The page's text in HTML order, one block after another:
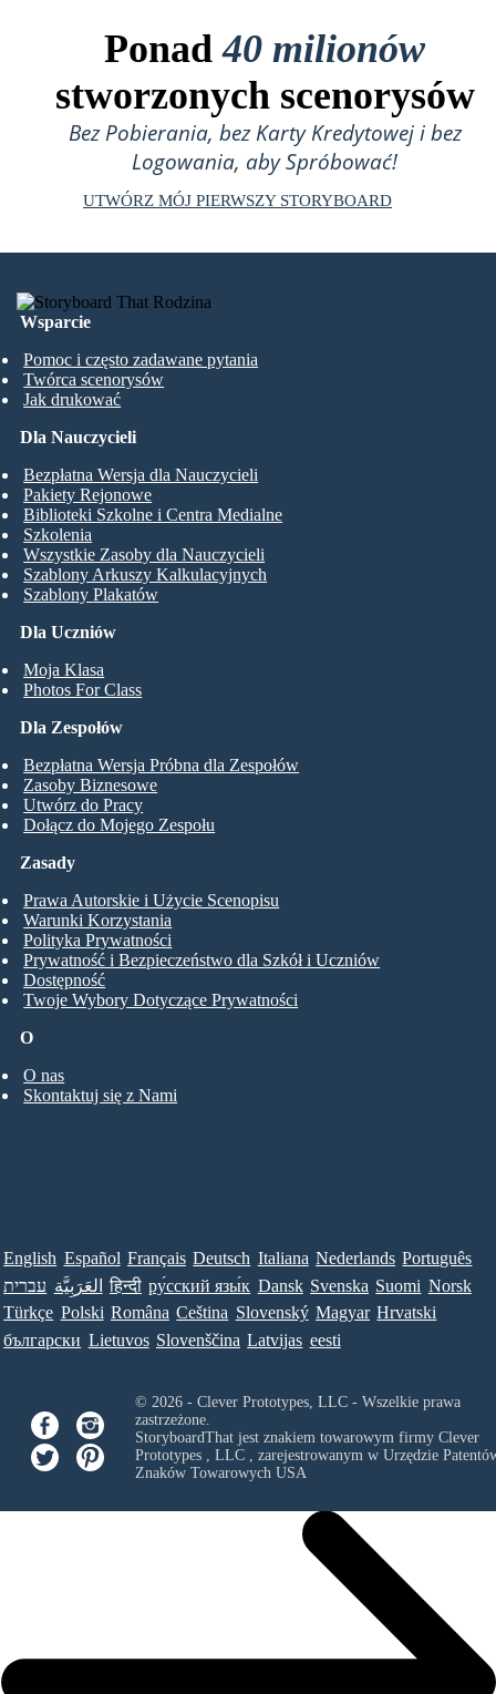
Ponad40 milionów
stworzonych scenorysów
Bez Pobierania, bez Karty Kredytowej i bez
Logowania, aby Spróbować!
UTWÓRZ MÓJ PIERWSZY STORYBOARD
Wsparcie
Pomoc i często zadawane pytania
Twórca scenorysów
Jak drukować
Dla Uczniów
Moja Klasa
Photos For Class
Dla Nauczycieli
Bezpłatna Wersja dla Nauczycieli
Pakiety Rejonowe
Biblioteki Szkolne i Centra Medialne
Szkolenia
Wszystkie Zasoby dla Nauczycieli
Szablony Arkuszy Kalkulacyjnych
Szablony Plakatów
Dla Zespołów
Bezpłatna Wersja Próbna dla Zespołów
Zasoby Biznesowe
Utwórz do Pracy
Dołącz do Mojego Zespołu
O
O nas
Skontaktuj się z Nami
Zasady
Prawa Autorskie i Użycie Scenopisu
Warunki Korzystania
Polityka Prywatności
Prywatność i Bezpieczeństwo dla Szkół i Uczniów
Dostępność
Twoje Wybory Dotyczące Prywatności
English Español Français Deutsch Italiana Nederlands Português
עברית العَرَبِيَّة हिन्दी ру́сский язы́к Dansk Svenska Suomi Norsk
Türkçe Polski Româna Ceština Slovenský Magyar Hrvatski
български Lietuvos Slovenščina Latvijas eesti
© 2026 - Clever Prototypes, LLC - Wszelkie prawa
zastrzeżone.
StoryboardThat jest znakiem towarowym firmy Clever
Prototypes , LLC, zarejestrowanym w Urzędzie
Znaków Towarowych USA